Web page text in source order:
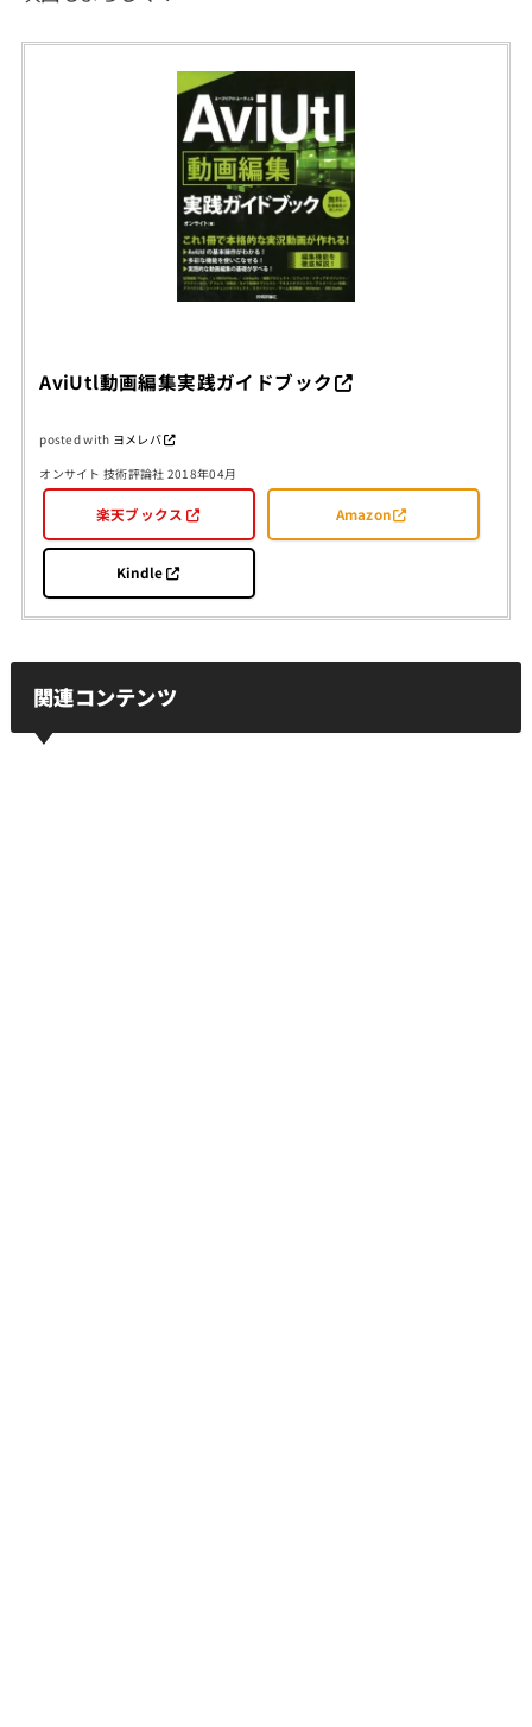
AviUtl動画編集実践ガイドブック
posted with ヨメレバ
オンサイト 技術評論社 2018年04月
楽天ブックス Amazon
Kindle
関連コンテンツ